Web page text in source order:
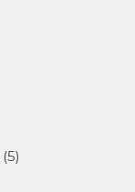
(5)